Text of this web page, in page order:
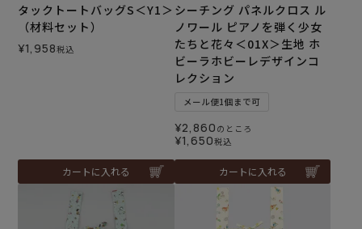
タックトートバッグS＜Y1＞
（材料セット）
¥1,958税込
カートに入れる
シーチング パネルクロス ル
ノワール ピアノを弾く少女
たちと花々＜01X＞生地 ホ
ビーラホビーレデザインコ
レクション
メール便1個まで可
¥2,860 のところ
¥1,650税込
カートに入れる